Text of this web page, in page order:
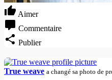
Aimer
Commentaire
Publier
True weave a changé sa photo de